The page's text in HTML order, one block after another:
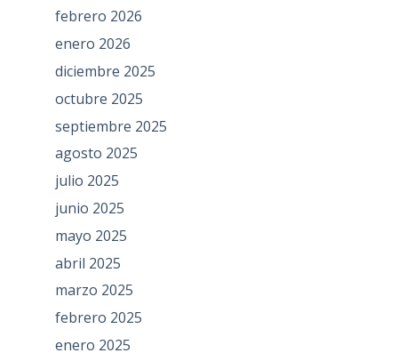
febrero 2026
enero 2026
diciembre 2025
octubre 2025
septiembre 2025
agosto 2025
julio 2025
junio 2025
mayo 2025
abril 2025
marzo 2025
febrero 2025
enero 2025